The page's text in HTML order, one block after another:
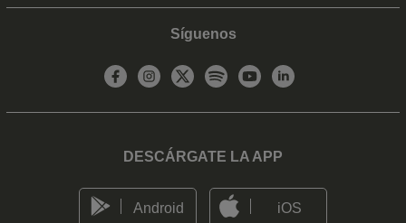
Síguenos
DESCÁRGATE LA APP
Android iOS